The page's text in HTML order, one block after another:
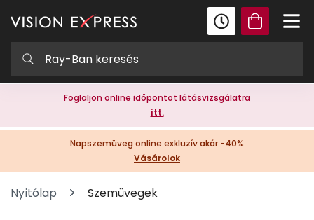
Foglaljon online időpontot látásvizsgálatra
itt.
Napszemüveg online exkluzív akár -40%
Vásárolok
Nyitólap Szemüvegek